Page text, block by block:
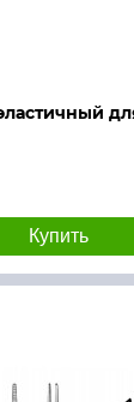
Купить